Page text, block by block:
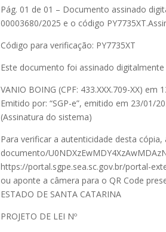
Pág. 01 de 01 – Documento assinado
00003680/2025 e o código
Código para verificação: PY7735XT
Este documento foi assinado
VANIO BOING (CPF: 433.XXX.709-XX) em
Emitido por: “SGP-e”, emitido em 23/01/
(Assinatura do sistema)
Para verificar a autenticidade desta
documento/
https://portal.sgpe.sea.sc.gov.br/portal-
ou aponte a câmera para o QR Code
ESTADO DE SANTA CATARINA
PROJETO DE LEI Nº